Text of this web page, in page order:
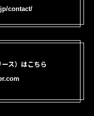
contact/
ス）はこちら